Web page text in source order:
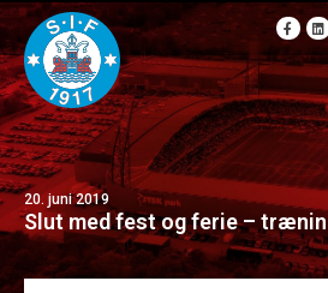
20. juni 2019
Slut med fest og ferie –